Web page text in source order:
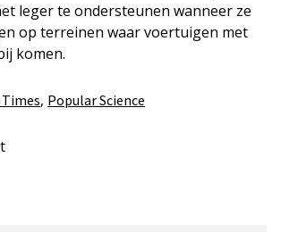
leger te ondersteunen wanneer ze
op terreinen waar voertuigen met
komen.
, Popular Science